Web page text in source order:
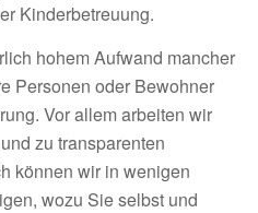
Kinderbetreuung.
hohem Aufwand mancher
Personen oder Bewohner
Vor allem arbeiten wir
zu transparenten
können wir in wenigen
wozu Sie selbst und